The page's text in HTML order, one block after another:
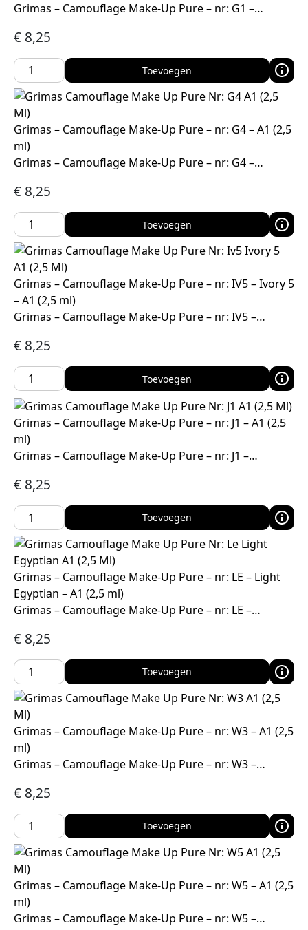
Grimas – Camouflage Make-Up Pure – nr: G1 –…
€ 8,25
Toevoegen
Grimas – Camouflage Make-Up Pure – nr: G4 – A1 (2,5
ml)
Grimas – Camouflage Make-Up Pure – nr: G4 –…
€ 8,25
Toevoegen
Grimas – Camouflage Make-Up Pure – nr: IV5 – Ivory 5
– A1 (2,5 ml)
Grimas – Camouflage Make-Up Pure – nr: IV5 –…
€ 8,25
Toevoegen
Grimas – Camouflage Make-Up Pure – nr: J1 – A1 (2,5
ml)
Grimas – Camouflage Make-Up Pure – nr: J1 –…
€ 8,25
Toevoegen
Grimas – Camouflage Make-Up Pure – nr: LE – Light
Egyptian – A1 (2,5 ml)
Grimas – Camouflage Make-Up Pure – nr: LE –…
€ 8,25
Toevoegen
Grimas – Camouflage Make-Up Pure – nr: W3 – A1 (2,5
ml)
Grimas – Camouflage Make-Up Pure – nr: W3 –…
€ 8,25
Toevoegen
Grimas – Camouflage Make-Up Pure – nr: W5 – A1 (2,5
ml)
Grimas – Camouflage Make-Up Pure – nr: W5 –…